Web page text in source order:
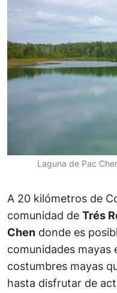
Laguna de Pac
A 20 kilómetros de
comunidad de Trés
Chen donde es
comunidades mayas
costumbres mayas
hasta disfrutar de